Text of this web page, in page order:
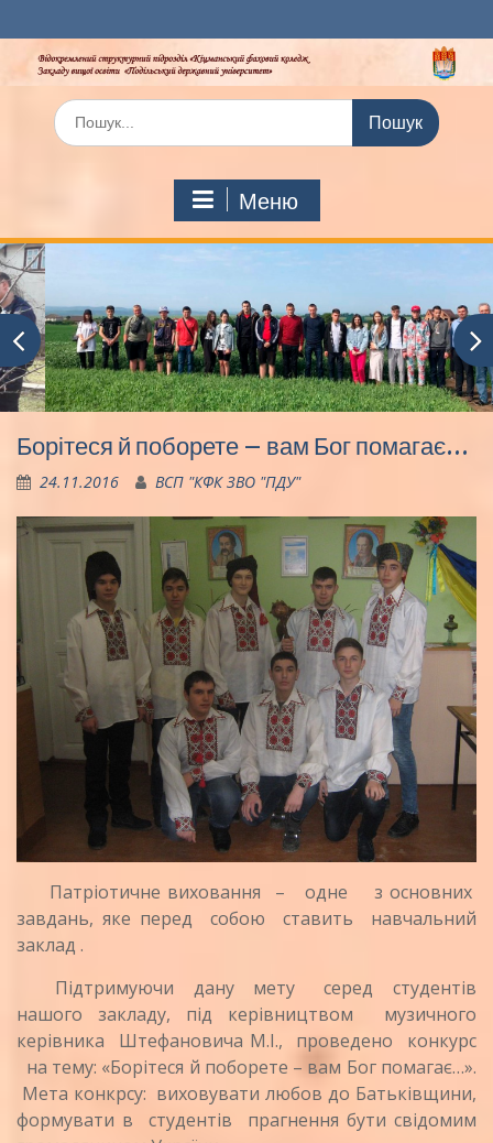
до
вмісту
Шукати:
Меню
Борітеся й поборете – вам Бог помагає…
24.11.2016 ВСП "КФК ЗВО "ПДУ"
Патріотичне виховання – одне з основних
завдань, яке перед собою ставить навчальний
заклад .
Підтримуючи дану мету серед студентів
нашого закладу, під керівництвом музичного
керівника Штефановича М.І., проведено конкурс
на тему: «Борітеся й поборете – вам Бог помагає…».
Мета конкрсу: виховувати любов до Батьківщини,
формувати в студентів прагнення бути свідомим